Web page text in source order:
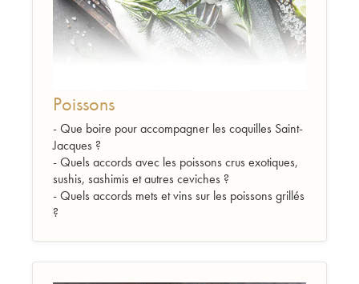
Poissons
- Que boire pour accompagner les coquilles Saint-
Jacques ?
- Quels accords avec les poissons crus exotiques,
sushis, sashimis et autres ceviches ?
- Quels accords mets et vins sur les poissons grillés
?